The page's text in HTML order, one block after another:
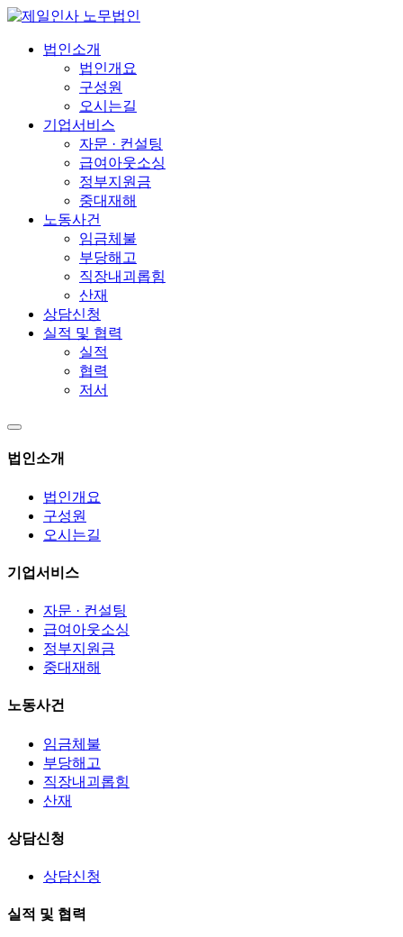
법인소개
법인개요
구성원
오시는길
기업서비스
자문 · 컨설팅
급여아웃소싱
정부지원금
중대재해
노동사건
임금체불
부당해고
직장내괴롭힘
산재
상담신청
실적 및 협력
실적
협력
저서
법인소개
법인개요
구성원
오시는길
기업서비스
자문 · 컨설팅
급여아웃소싱
정부지원금
중대재해
노동사건
임금체불
부당해고
직장내괴롭힘
산재
상담신청
상담신청
실적 및 협력